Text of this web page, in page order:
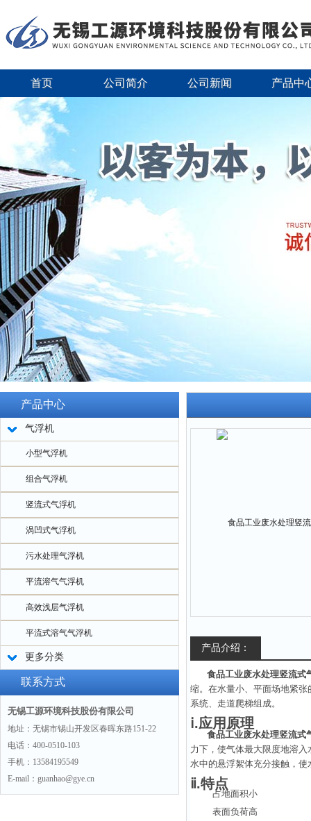
首页 公司简介 公司新闻 产品中
产品中心
气浮机
小型气浮机
组合气浮机
竖流式气浮机
涡凹式气浮机
污水处理气浮机
平流溶气气浮机
高效浅层气浮机
平流式溶气气浮机
更多分类
联系方式
无锡工源环境科技股份有限公司
地址：无锡市锡山开发区春晖东路151-22
电话：400-0510-103
手机：13584195549
E-mail：guanhao@gye.cn
产品介绍：
食品工业废水处理竖流式
缩。在水量小、平面场地紧
系统、走道爬梯组成。
ⅰ.应用原理
食品工业废水处理竖流式
力下，使气体最大限度地溶
水中的悬浮絮体充分接触，
ⅱ.特点
占地面积小
表面负荷高